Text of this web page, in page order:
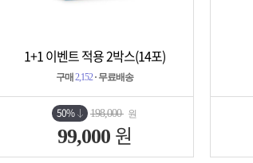
상세보기 담기
1+1 이벤트 적용 2박스(14포)
구매 2,152· 무료배송
50% 198,000 원
99,000 원